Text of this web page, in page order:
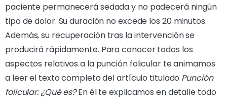
paciente permanecerá sedada y no padecerá ningún
tipo de dolor. Su duración no excede los 20 minutos.
Además, su recuperación tras la intervención se
producirá rápidamente. Para conocer todos los
aspectos relativos a la punción folicular te animamos
a leer el texto completo del artículo titulado Punción
folicular: ¿Qué es?En él te explicamos en detalle todo